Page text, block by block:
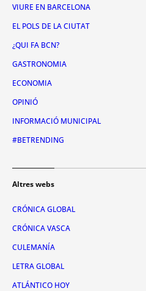
VIURE EN BARCELONA
EL POLS DE LA CIUTAT
¿QUI FA BCN?
GASTRONOMIA
ECONOMIA
OPINIÓ
INFORMACIÓ MUNICIPAL
#BETRENDING
Altres webs
CRÓNICA GLOBAL
CRÓNICA VASCA
CULEMANÍA
LETRA GLOBAL
ATLÁNTICO HOY